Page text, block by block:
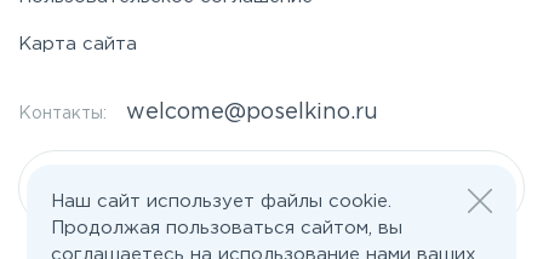
Карта сайта
Контакты: welcome@poselkino.ru
Наш сайт использует файлы cookie.
Продолжая пользоваться сайтом, вы
соглашаетесь на использование нами ваших